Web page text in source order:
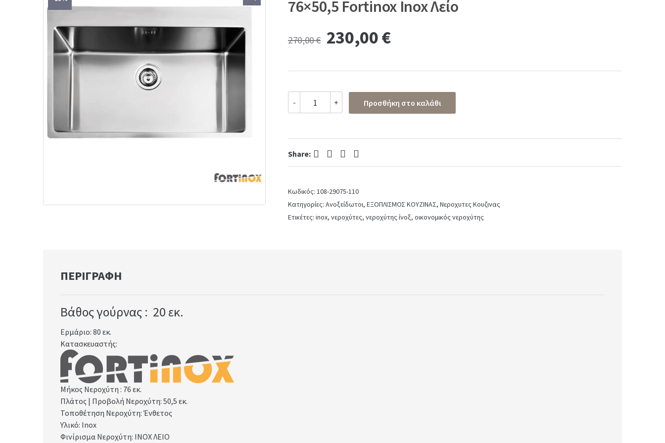
76×50,5 Fortinox Inox Λείο
270,00€ Original
was:
270,00 €.
230,00€Current
is:
230,00 €.
-
Κουζίνας
Ανοξείδωτος
Inox
Λείο
+ Προσθήκη στο καλάθι
Share: Facebook Twitter Pinterest LinkedIn
Κωδικός: 108-29075-110
Κατηγορίες: Ανοξείδωτοι, ΕΞΟΠΛΙΣΜΟΣ ΚΟΥΖΙΝΑΣ, Νεροχυτες Κουζινας
Ετικέτες: inox, νεροχύτες, νεροχύτης ίνοξ, οικονομικός νεροχύτης
ΠΕΡΙΓΡΑΦΉ
Βάθος γούρνας : 20 εκ.
Ερμάριο: 80 εκ.
Κατασκευαστής:
Μήκος Νεροχύτη : 76 εκ.
Πλάτος | Προβολή Νεροχύτη: 50,5 εκ.
Τοποθέτηση Νεροχύτη: Ένθετος
Υλικό: Inox
Φινίρισμα Νεροχύτη: INOX ΛΕΙΟ